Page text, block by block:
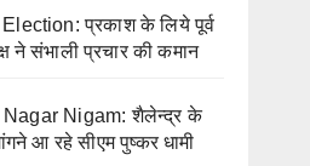
प्रकाश के लिये पूर्व
ने संभाली प्रचार की कमान
Nagar Nigam: शैलेन्द्र के
आ रहे सीएम पुष्कर धामी